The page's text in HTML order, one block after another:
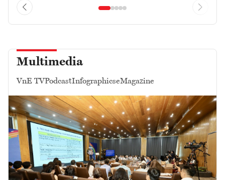
Multimedia
VnE TVPodcastInfographicseMagazine